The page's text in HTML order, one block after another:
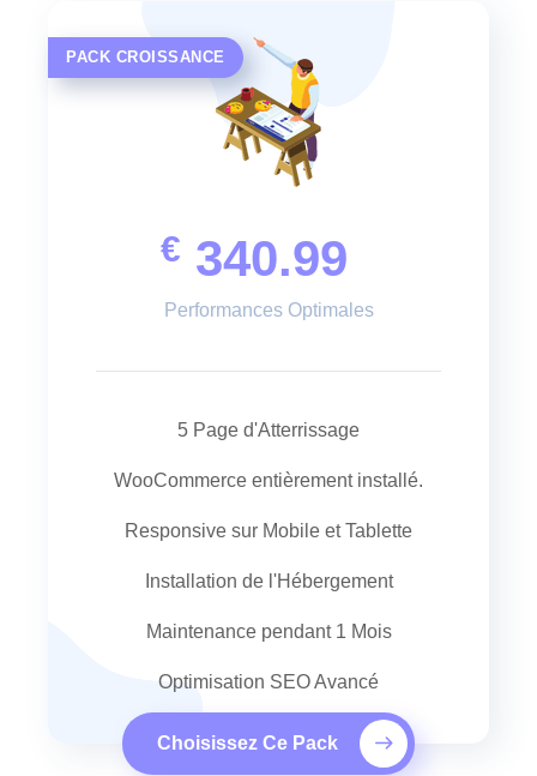
PACK CROISSANCE
€ 340.99
Performances Optimales
5 Page d'Atterrissage
WooCommerce entièrement installé.
Responsive sur Mobile et Tablette
Installation de l'Hébergement
Maintenance pendant 1 Mois
Optimisation SEO Avancé
Choisissez Ce Pack